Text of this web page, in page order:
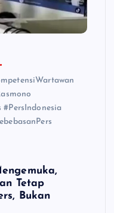
Tetap
Bukan